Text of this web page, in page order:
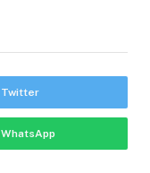
Twitter
WhatsApp